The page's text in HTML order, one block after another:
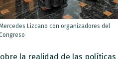
Lizcano con organizadores del
la realidad de las